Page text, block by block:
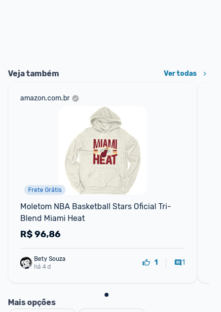
Veja também Ver todas
amazon.com.br
Frete Grátis
Moletom NBA Basketball Stars Oficial Tri-
Blend Miami Heat
R$96,86
Bety Souza
há 4 d
1 1
Mais opções